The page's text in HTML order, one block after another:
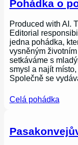
Pohádka o
Produced with AI.
Editorial
jedna pohádka,
vysněným
setkáváme s
smysl a najít
Společně se
Celá pohádka